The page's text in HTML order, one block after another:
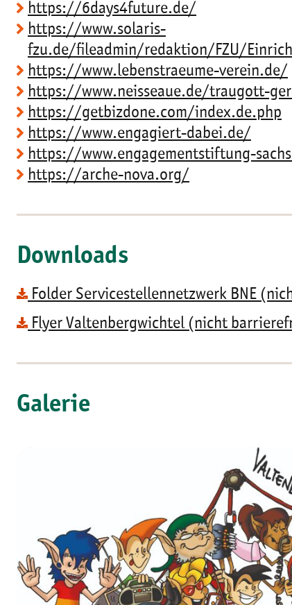
https://6days4future.de/
https://www.solaris-
fzu.de/fileadmin/redaktion/FZU/
https://www.lebenstraeume-verein.de/
https://www.neisseaue.de/traugott-
https://getbizdone.com/index.de.php
https://www.engagiert-dabei.de/
https://www.engagementstiftung-
https://arche-nova.org/
Downloads
Folder Servicestellennetzwerk BNE
Flyer Valtenbergwichtel (nicht
Galerie